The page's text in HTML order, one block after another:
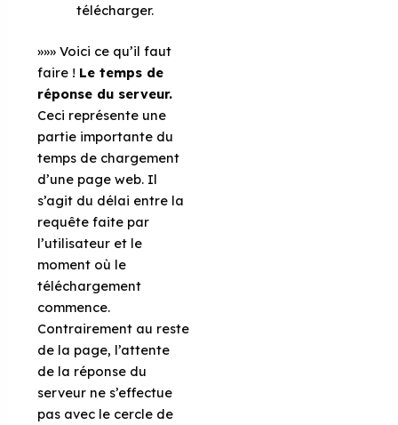
télécharger.
»»» Voici ce qu’il faut
faire ! Le temps de
réponse du serveur.
Ceci représente une
partie importante du
temps de chargement
d’une page web. Il
s’agit du délai entre la
requête faite par
l’utilisateur et le
moment où le
téléchargement
commence.
Contrairement au reste
de la page, l’attente
de la réponse du
serveur ne s’effectue
pas avec le cercle de